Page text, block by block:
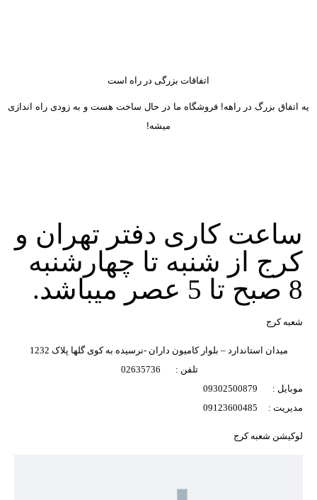
اتفاقات بزرگی در راه است
یه اتفاق بزرگ در راهه! فروشگاه ما در حال ساخت هست و به زودی راه اندازی
میشه!
ساعت کاری دفتر تهران و
کرج از شنبه تا چهارشنبه
8 صبح تا 5 عصر میباشد.
شعبه کرج
میدان استاندارد – بلوار کامیون داران -نرسیده به کوی گلها پلاک 1232
تلفن : 02635736
موبایل : 09302500879
مدیریت : 09123600485
لوکیشن شعبه کرج